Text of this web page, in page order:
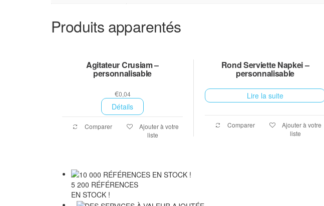
Produits apparentés
Agitateur Crusiam –
personnalisable
€0,04
Détails
Comparer
Ajouter à votre
liste
Rond Serviette Napkei –
personnalisable
Lire la suite
Comparer
Ajouter à votre
liste
5 200 RÉFÉRENCES
EN STOCK !